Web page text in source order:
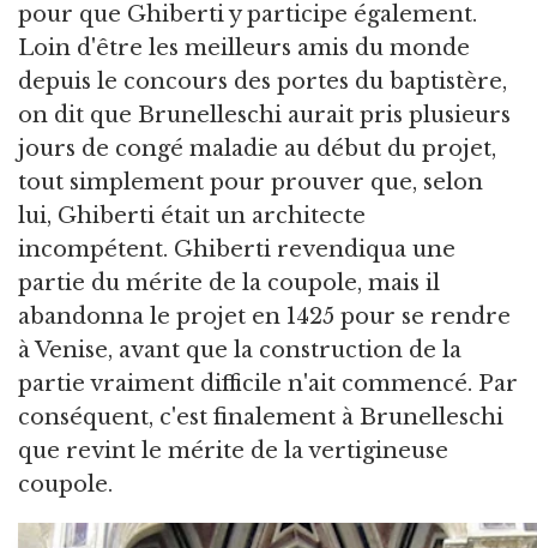
pour que Ghiberti y participe également.
Loin d'être les meilleurs amis du monde
depuis le concours des portes du baptistère,
on dit que Brunelleschi aurait pris plusieurs
jours de congé maladie au début du projet,
tout simplement pour prouver que, selon
lui, Ghiberti était un architecte
incompétent. Ghiberti revendiqua une
partie du mérite de la coupole, mais il
abandonna le projet en 1425 pour se rendre
à Venise, avant que la construction de la
partie vraiment difficile n'ait commencé. Par
conséquent, c'est finalement à Brunelleschi
que revint le mérite de la vertigineuse
coupole.